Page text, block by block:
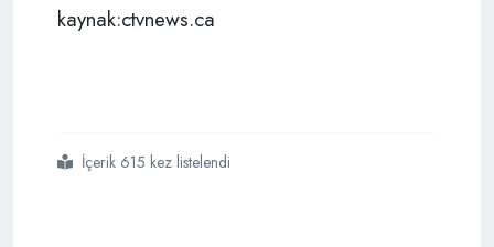
kaynak:ctvnews.ca
#kanada
#ab seyahat uyarısı
İçerik 615 kez listelendi